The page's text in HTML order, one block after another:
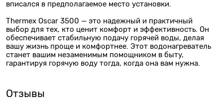
вписался в предполагаемое место установки.
Thermex Oscar 3500 — это надежный и практичный
выбор для тех, кто ценит комфорт и эффективность. Он
обеспечивает стабильную подачу горячей воды, делая
вашу жизнь проще и комфортнее. Этот водонагреватель
станет вашим незаменимым помощником в быту,
гарантируя горячую воду тогда, когда она вам нужна.
Отзывы